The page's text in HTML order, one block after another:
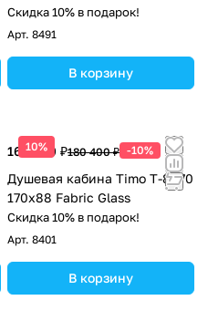
Скидка 10% в подарок!
Арт. 8491
В корзину
10%
162 360 ₽180 400 ₽ -10%
Душевая кабина Timo Т-8870
170х88 Fabric Glass
Скидка 10% в подарок!
Арт. 8401
В корзину